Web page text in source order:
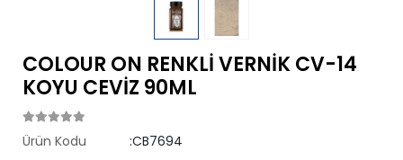
COLOUR ON RENKLİ VERNİK CV-14
KOYU CEVİZ 90ML
Ürün Kodu
:CB7694